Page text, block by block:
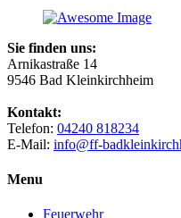
Sie finden uns:
Arnikastraße 14
9546 Bad Kleinkirchheim
Kontakt:
Telefon: 04240 818234
E-Mail: info@ff-
Menu
Feuerwehr